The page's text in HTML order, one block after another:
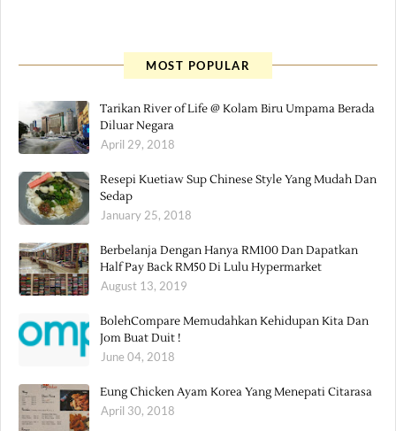
MOST POPULAR
Tarikan River of Life @ Kolam Biru Umpama Berada
Diluar Negara
April 29, 2018
Resepi Kuetiaw Sup Chinese Style Yang Mudah Dan
Sedap
January 25, 2018
Berbelanja Dengan Hanya RM100 Dan Dapatkan
Half Pay Back RM50 Di Lulu Hypermarket
August 13, 2019
BolehCompare Memudahkan Kehidupan Kita Dan
Jom Buat Duit !
June 04, 2018
Eung Chicken Ayam Korea Yang Menepati Citarasa
April 30, 2018